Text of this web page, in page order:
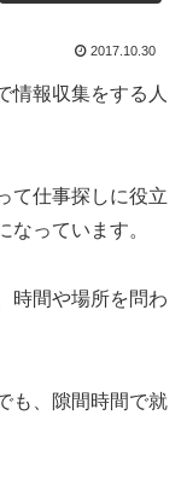
2017.10.30
情報収集をする人
て仕事探しに役立
っています。
時間や場所を問わ
も、隙間時間で就